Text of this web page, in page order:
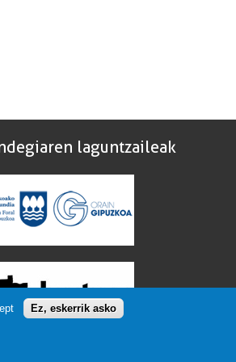
laguntzaileak
Ez, eskerrik asko